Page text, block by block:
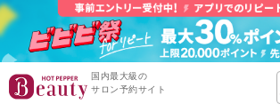
国内最大級の
サロン予約サイト